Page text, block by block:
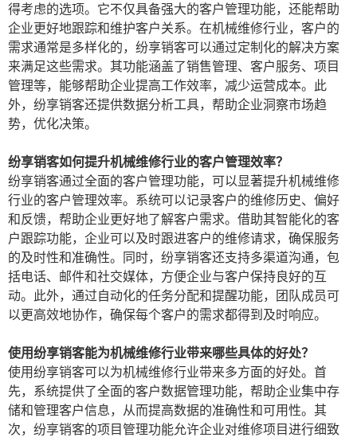
得考虑的选项。它不仅具备强大的客户管理功能，还能帮助
企业更好地跟踪和维护客户关系。在机械维修行业，客户的
需求通常是多样化的，纷享销客可以通过定制化的解决方案
来满足这些需求。其功能涵盖了销售管理、客户服务、项目
管理等，能够帮助企业提高工作效率，减少运营成本。此
外，纷享销客还提供数据分析工具，帮助企业洞察市场趋
势，优化决策。
纷享销客如何提升机械维修行业的客户管理效率？
纷享销客通过全面的客户管理功能，可以显著提升机械维修
行业的客户管理效率。系统可以记录客户的维修历史、偏好
和反馈，帮助企业更好地了解客户需求。借助其智能化的客
户跟踪功能，企业可以及时跟进客户的维修请求，确保服务
的及时性和准确性。同时，纷享销客还支持多渠道沟通，包
括电话、邮件和社交媒体，方便企业与客户保持良好的互
动。此外，通过自动化的任务分配和提醒功能，团队成员可
以更高效地协作，确保每个客户的需求都得到及时响应。
使用纷享销客能为机械维修行业带来哪些具体的好处？
使用纷享销客可以为机械维修行业带来多方面的好处。首
先，系统提供了全面的客户数据管理功能，帮助企业集中存
储和管理客户信息，从而提高数据的准确性和可用性。其
次，纷享销客的项目管理功能允许企业对维修项目进行细致